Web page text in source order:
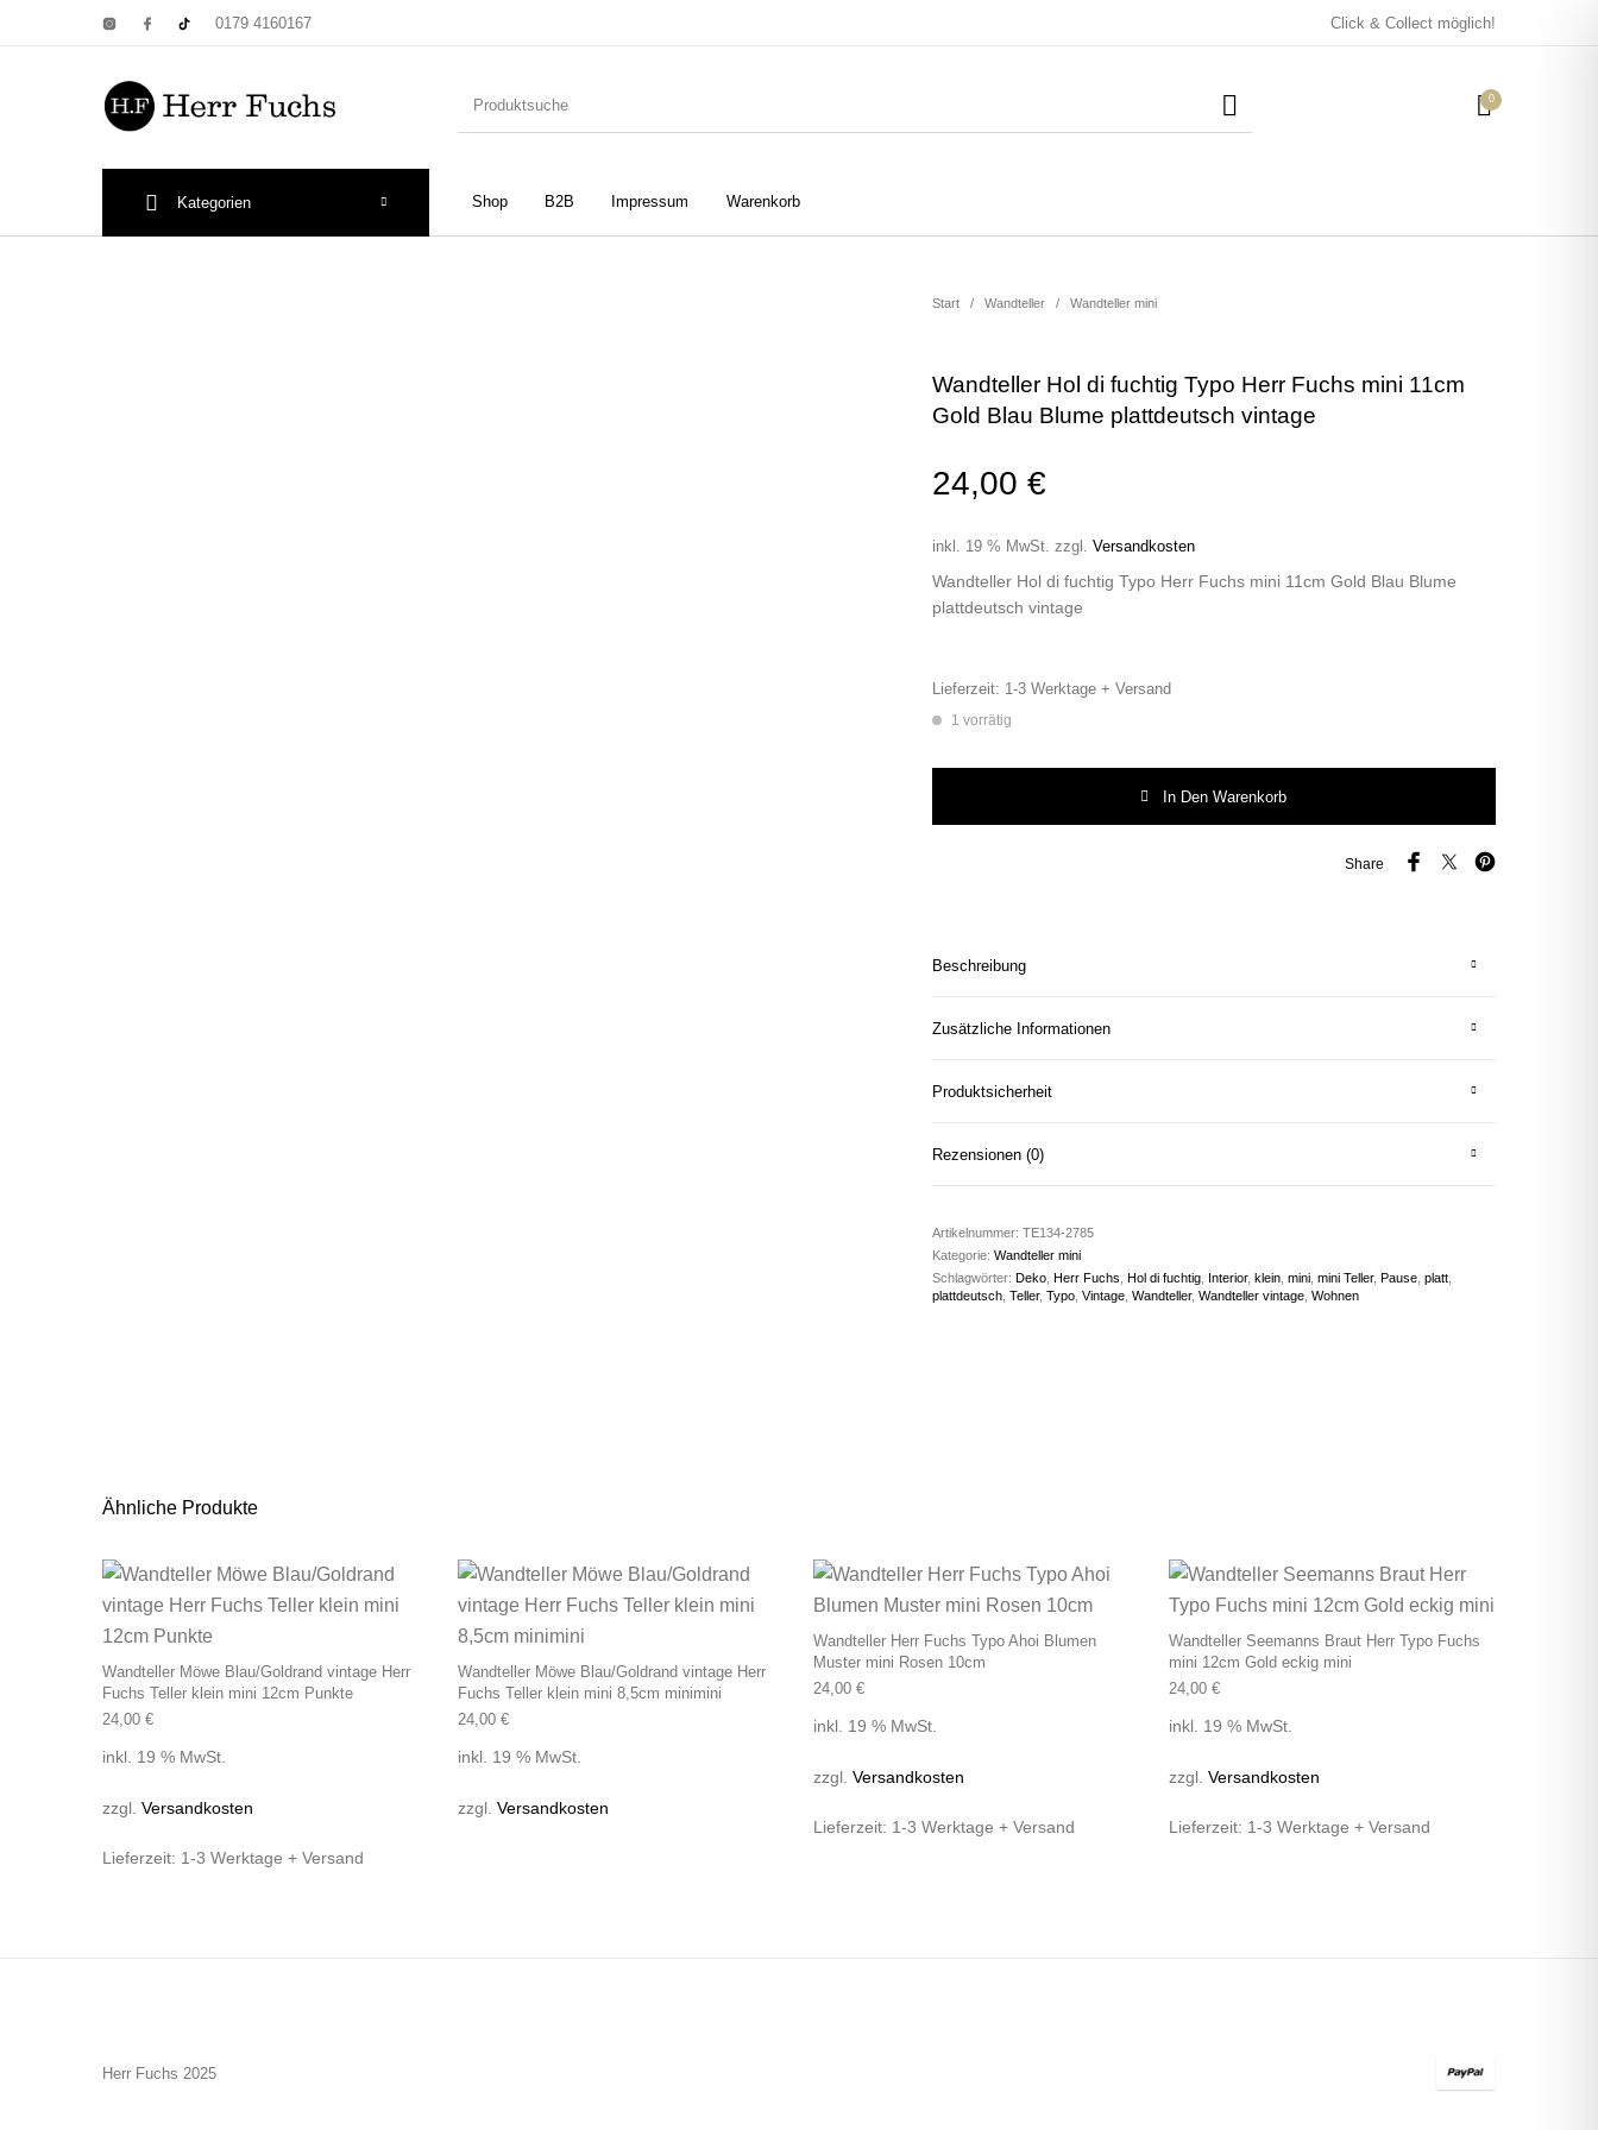
0179 4160167 Click & Collect möglich!
0
Shop B2B Impressum Warenkorb
Kategorien
Taschen/Turnbeutel Tassen
Start / Wandteller / Wandteller mini
Wandteller Hol di fuchtig Typo Herr Fuchs mini 11cm
Gold Blau Blume plattdeutsch vintage
24,00 €
inkl. 19 % MwSt. zzgl. Versandkosten
Wandteller Hol di fuchtig Typo Herr Fuchs mini 11cm Gold Blau Blume
plattdeutsch vintage
Lieferzeit: 1-3 Werktage + Versand
1 vorrätig
In Den Warenkorb
Share
Beschreibung
Zusätzliche Informationen
Produktsicherheit
Rezensionen (0)
Artikelnummer: TE134-2785
Kategorie: Wandteller mini
Schlagwörter: Deko, Herr Fuchs Hol di fuchtig, Interior, klein, mini, mini Teller, Pause, platt,
plattdeutsch, Teller, Typo, Vintage, Wandteller, Wandteller vintage, Wohnen
Ähnliche Produkte
Wandteller Möwe Blau/Goldrand vintage Herr
Fuchs Teller klein mini 12cm Punkte
24,00 €
inkl. 19 % MwSt.
zzgl. Versandkosten
Lieferzeit: 1-3 Werktage + Versand
Wandteller Möwe Blau/Goldrand vintage Herr
Fuchs Teller klein mini 8,5cm minimini
24,00 €
inkl. 19 % MwSt.
zzgl. Versandkosten
Wandteller Herr Fuchs Typo Ahoi Blumen
Muster mini Rosen 10cm
24,00 €
inkl. 19 % MwSt.
zzgl. Versandkosten
Lieferzeit: 1-3 Werktage + Versand
Wandteller Seemanns Braut Herr Typo Fuchs
mini 12cm Gold eckig mini
24,00 €
inkl. 19 % MwSt.
zzgl. Versandkosten
Lieferzeit: 1-3 Werktage + Versand
Herr Fuchs 2025